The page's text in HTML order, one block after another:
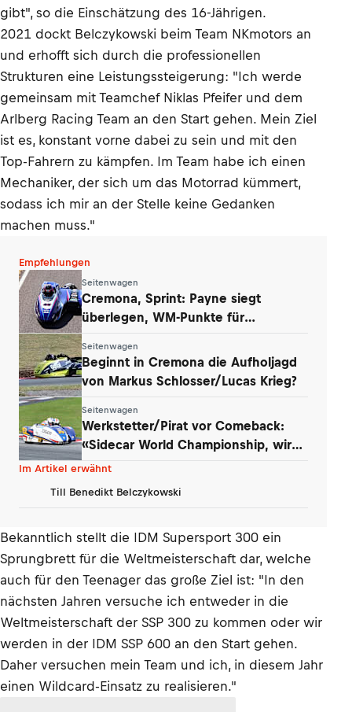
gibt", so die Einschätzung des 16-Jährigen.
2021 dockt Belczykowski beim Team NKmotors an
und erhofft sich durch die professionellen
Strukturen eine Leistungssteigerung: "Ich werde
gemeinsam mit Teamchef Niklas Pfeifer und dem
Arlberg Racing Team an den Start gehen. Mein Ziel
ist es, konstant vorne dabei zu sein und mit den
Top-Fahrern zu kämpfen. Im Team habe ich einen
Mechaniker, der sich um das Motorrad kümmert,
sodass ich mir an der Stelle keine Gedanken
machen muss."
Empfehlungen
Seitenwagen
Cremona, Sprint: Payne siegt
überlegen, WM-Punkte für
Seitenwagen
Beginnt in Cremona die Aufholjagd
von Markus Schlosser/Lucas Krieg?
Seitenwagen
Werkstetter/Pirat vor Comeback:
«Sidecar World Championship, wir
kommen!»
Im Artikel erwähnt
Till Benedikt Belczykowski
Bekanntlich stellt die IDM Supersport 300 ein
Sprungbrett für die Weltmeisterschaft dar, welche
auch für den Teenager das große Ziel ist: "In den
nächsten Jahren versuche ich entweder in die
Weltmeisterschaft der SSP 300 zu kommen oder wir
werden in der IDM SSP 600 an den Start gehen.
Daher versuchen mein Team und ich, in diesem Jahr
einen Wildcard-Einsatz zu realisieren."